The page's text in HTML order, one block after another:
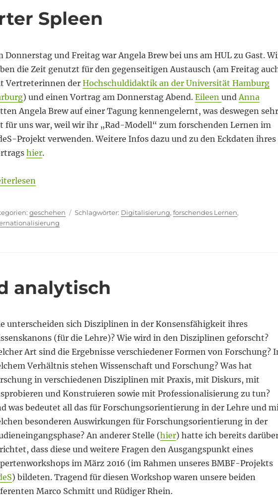
Spleen
Donnerstag und Freitag war Angela Brew bei uns am HUL zu Gast.
die Zeit genutzt für den gegenseitigen Austausch (am Freitag
Vertreterinnen derHochschuldidaktik an der Universität Hamburg
) und einen Vortrag am Donnerstag Abend. Eileen und Anna
Angela Brew auf einer Tagung kennengelernt, was deswegen sehr
für uns war, weil wir ihr „Rad-Modell“ zum forschenden Lernen im
Projekt verwenden. Weitere Infos dazu und zu den Eckdaten ihres
hier.
antiquierter Spleen“
Kategorien
geschehen Schlagwörter
Digitalisierung, forschendes Lernen,
analytisch
unterscheiden sich Disziplinen in der Konsensfähigkeit ihres
(für die Lehre)? Wie wird in den Disziplinen geforscht?
Art sind die Ergebnisse verschiedener Formen von Forschung?
Verhältnis stehen Wissenschaft und Forschung? Was hat
in verschiedenen Disziplinen mit Praxis, mit Diskurs, mit
und Konstruieren sowie mit Professionalisierung zu tun?
was bedeutet all das für Forschungsorientierung in der Lehre und
besonderen Auswirkungen für Forschungsorientierung in der
An anderer Stelle (hier) hatte ich bereits
dass diese und weitere Fragen den Ausgangspunkt eines
im März 2016 (im Rahmen unseres BMBF-Projekts
) bildeten. Tragend für diesen Workshop waren unsere beiden
Marco Schmitt und Rüdiger Rhein.